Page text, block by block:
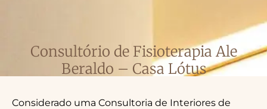
Consultório de Fisioterapia Ale
Beraldo – Casa Lótus
Considerado uma Consultoria de Interiores de